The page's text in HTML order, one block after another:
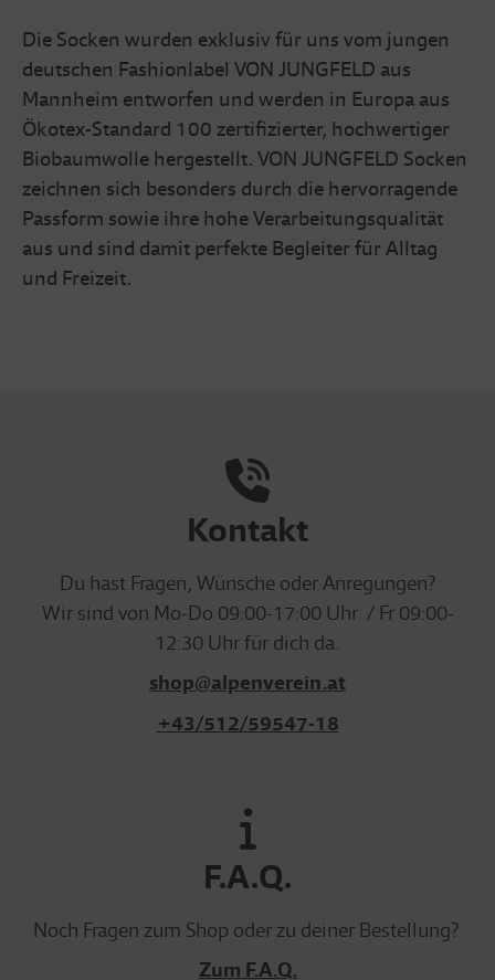
Die Socken wurden exklusiv für uns vom jungen
deutschen Fashionlabel VON JUNGFELD aus
Mannheim entworfen und werden in Europa aus
Ökotex-Standard 100 zertifizierter, hochwertiger
Biobaumwolle hergestellt. VON JUNGFELD Socken
zeichnen sich besonders durch die hervorragende
Passform sowie ihre hohe Verarbeitungsqualität
aus und sind damit perfekte Begleiter für Alltag
und Freizeit.
Kontakt
Du hast Fragen, Wünsche oder Anregungen?
Wir sind von Mo-Do 09:00-17:00 Uhr / Fr 09:00-
12:30 Uhr für dich da.
shop@alpenverein.at
+43/512/59547-18
F.A.Q.
Noch Fragen zum Shop oder zu deiner Bestellung?
Zum F.A.Q.